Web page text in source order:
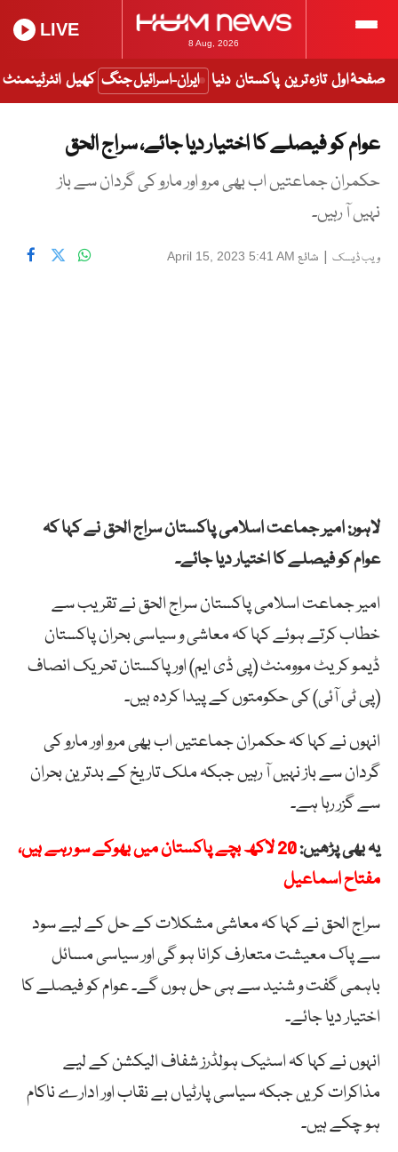
8 Aug, 2026
LIVE
صفحۂ اول تازہ ترین پاکستان دنیا ایران-اسرائیل جنگ کھیل انٹرٹینمنٹ
عوام کو فیصلے کا اختیار دیا جائے، سراج الحق
حکمران جماعتیں اب بھی مرو اور مارو کی گردان سے باز
نہیں آ رہیں۔
ویب ڈیسک | شائع April 15, 2023 5:41 AM
لاہور: امیر جماعت اسلامی پاکستان سراج الحق نے کہا کہ
عوام کو فیصلے کا اختیار دیا جائے۔
امیر جماعت اسلامی پاکستان سراج الحق نے تقریب سے
خطاب کرتے ہوئے کہا کہ معاشی و سیاسی بحران پاکستان
ڈیمو کریٹ موومنٹ (پی ڈی ایم) اور پاکستان تحریک انصاف
(پی ٹی آئی) کی حکومتوں کے پیدا کردہ ہیں۔
انہوں نے کہا کہ حکمران جماعتیں اب بھی مرو اور مارو کی
گردان سے باز نہیں آ رہیں جبکہ ملک تاریخ کے بدترین بحران
سے گزر رہا ہے۔
یہ بھی پڑھیں:
20 لاکھ بچے پاکستان میں بھوکے سو رہے ہیں،
مفتاح اسماعیل
سراج الحق نے کہا کہ معاشی مشکلات کے حل کے لیے سود
سے پاک معیشت متعارف کرانا ہو گی اور سیاسی مسائل
باہمی گفت و شنید سے ہی حل ہوں گے۔ عوام کو فیصلے کا
اختیار دیا جائے۔
انہوں نے کہا کہ اسٹیک ہولڈرز شفاف الیکشن کے لیے
مذاکرات کریں جبکہ سیاسی پارٹیاں بے نقاب اور ادارے ناکام
ہو چکے ہیں۔